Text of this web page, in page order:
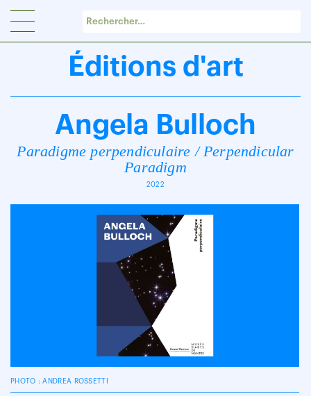
Éditions d'art
Angela Bulloch
Paradigme perpendiculaire / Perpendicular
Paradigm
2022
PHOTO : ANDREA ROSSETTI